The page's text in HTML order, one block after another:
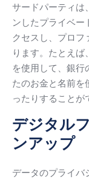
サードパーティは
ンしたプライベー
クセスし、プロフ
ります。 たとえば
を使用して、銀行
たのお金と名前を
ったりすることが
デジタル
ンアップ
データのプライバ